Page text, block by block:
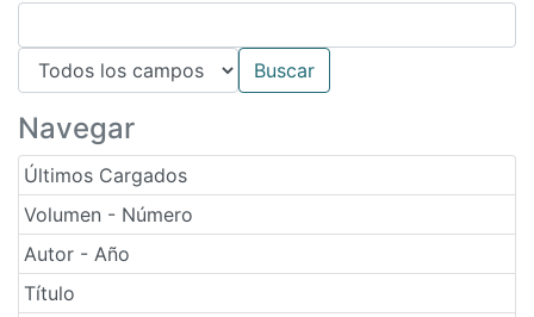
Navegar
Últimos Cargados
Volumen - Número
Autor - Año
Título